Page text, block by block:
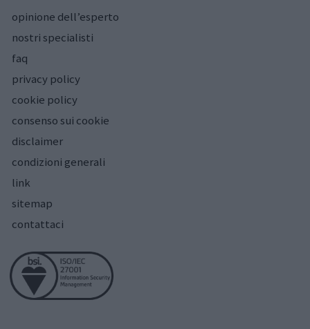
opinione dell’esperto
nostri specialisti
faq
privacy policy
cookie policy
consenso sui cookie
disclaimer
condizioni generali
link
sitemap
contattaci